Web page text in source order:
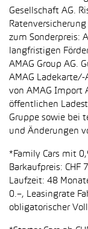
Gesellschaft AG.
zum Sonderpreis:
langfristigen
AMAG Group AG.
AMAG
von AMAG Import
öffentlichen
Gruppe sowie bei
und Änderungen
*Family Cars mit
Barkaufpreis: CHF
Laufzeit: 48
0.–, Leasingrate
obligatorischer